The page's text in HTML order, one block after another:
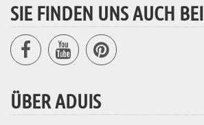
SIE FINDEN UNS AUCH BEI
ÜBER ADUIS